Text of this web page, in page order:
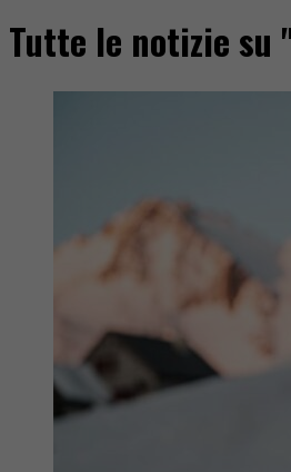
Tutte le notizie